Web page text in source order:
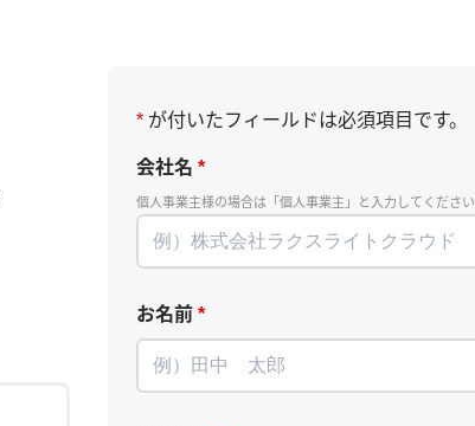
* が付いたフィールドは必須項目です。
会社名 *
個人事業主様の場合は「個人事業主」と入力してください
お名前 *